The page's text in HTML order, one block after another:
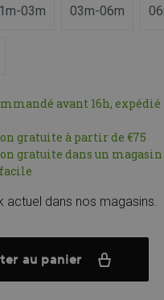
03m 03m-06m
avant 16h,
gratuite à partir de €75
gratuite dans un
actuel dans nos magasins.
au panier